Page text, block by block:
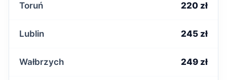
Toruń 220 zł
Lublin 245 zł
Wałbrzych 249 zł